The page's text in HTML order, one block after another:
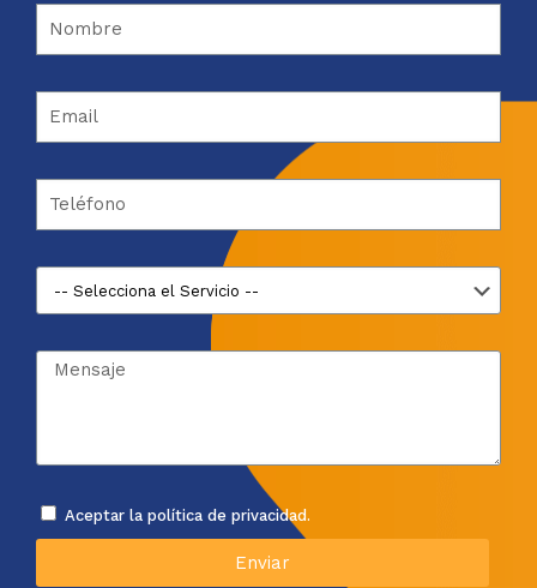
Aceptar la política de privacidad.
Enviar